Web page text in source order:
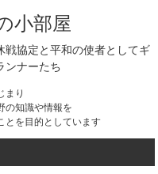
小部屋
戦協定と平和の使者としてギ
ンナーたち
まり
の知識や情報を
とを目的としています